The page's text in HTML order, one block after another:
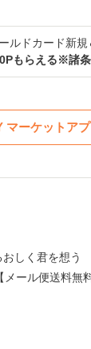
ルドカード新
もらえる※諸条
マーケットア
しく君を想う
ール便送料無料